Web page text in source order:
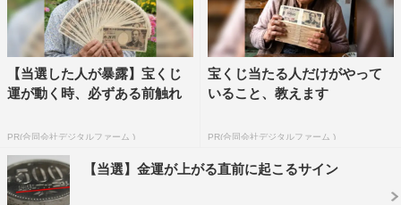
んあるおかげで役に入りやすいですし、自然と作品の世界
観に引き込んでもらえる気がします。こんな外見の龍です
が、内面は真っすぐでバカ正直。どんな行動も美久や家族
のためなんです。そこは龍を演じる上で一番、大事にした
僕自身、できる限り家事をやるようにしているので、あら
ためて何かを練習するということはなかったです。イタリ
アンに和食と料理もいろいろ作りますし、魚をさばくこと
【当選した人が暴露】宝くじ
運が動く時、必ずある前触れ
PR(合同会社デジタルファーム )
宝くじ当たる人だけがやって
いること、教えます
PR(合同会社デジタルファーム )
【当選】金運が上がる直前に起こるサイン